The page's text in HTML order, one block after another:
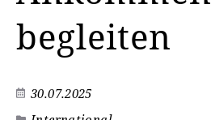
begleiten
30.07.2025